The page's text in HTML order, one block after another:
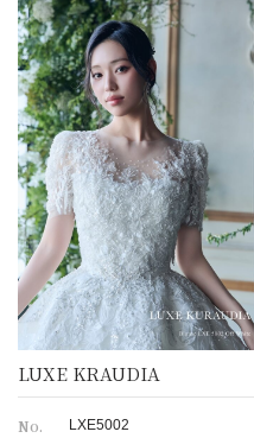
LUXE KRAUDIA
No. LXE5002